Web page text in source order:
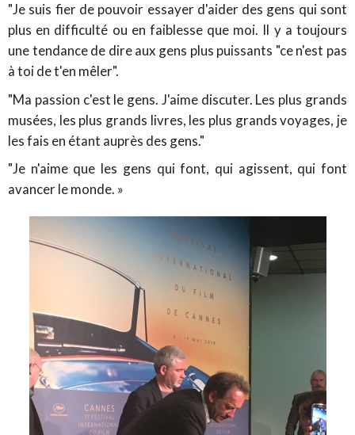
"Je suis fier de pouvoir essayer d'aider des gens qui sont
plus en difficulté ou en faiblesse que moi. Il y a toujours
une tendance de dire aux gens plus puissants "ce n'est pas
à toi de t'en mêler".
"Ma passion c'est le gens. J'aime discuter. Les plus grands
musées, les plus grands livres, les plus grands voyages, je
les fais en étant auprès des gens."
"Je n'aime que les gens qui font, qui agissent, qui font
avancer le monde. »